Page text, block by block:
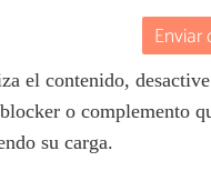
el contenido, desactive
o complemento
su carga.